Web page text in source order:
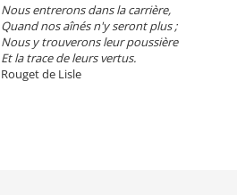
Nous entrerons dans la carrière,
Quand nos aînés n'y seront plus ;
Nous y trouverons leur poussière
Et la trace de leurs vertus.
Rouget de Lisle